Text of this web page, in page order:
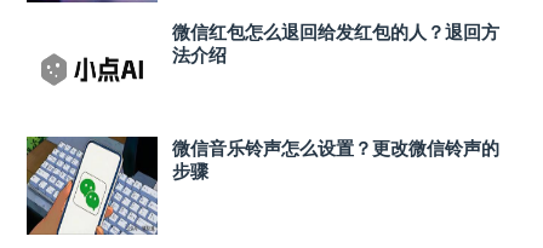
微信红包怎么退回给发红包的人？退回方
法介绍
微信音乐铃声怎么设置？更改微信铃声的
步骤